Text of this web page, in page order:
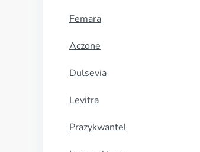
Femara
Aczone
Dulsevia
Levitra
Prazykwantel